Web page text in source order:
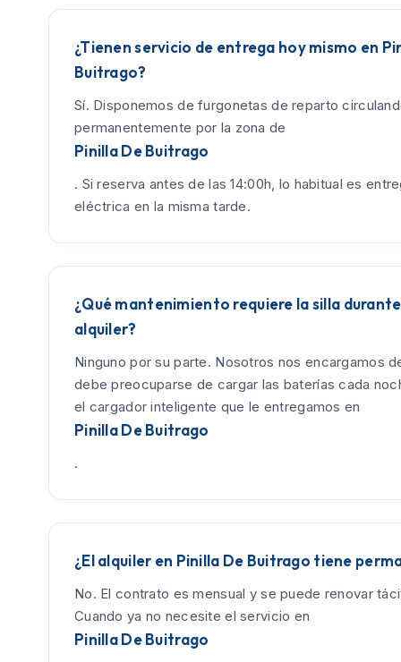
¿Tienen servicio de entrega hoy mismo en
Buitrago?
Sí. Disponemos de furgonetas de reparto
permanentemente por la zona de
Pinilla De Buitrago
. Si reserva antes de las 14:00h, lo habitual es
eléctrica en la misma tarde.
¿Qué mantenimiento requiere la silla
alquiler?
Ninguno por su parte. Nosotros nos encargamos
debe preocuparse de cargar las baterías cada
el cargador inteligente que le entregamos en
Pinilla De Buitrago
.
¿El alquiler en Pinilla De Buitrago tiene
No. El contrato es mensual y se puede renovar
Cuando ya no necesite el servicio en
Pinilla De Buitrago